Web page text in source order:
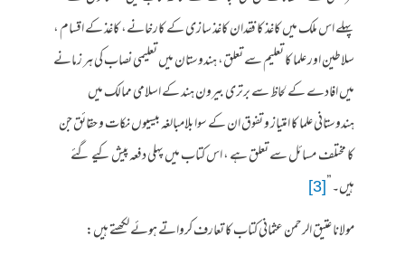
پہلے اس ملک میں کاغذ کا فقدان کاغذ سازی کے کارخانے، کاغذ کے اقسام ،
سلاطین اور علما کا تعلیم سے تعلق، ہندوستان میں تعلیمی نصاب کی ہر زمانے
میں افادے کے لحاظ سے برتری بیرون ہند کے اسلامی ممالک میں
ہندوستانی علما کا امتیاز و تفوق ان کے سوا بلامبالغہ بیسیوں نکات و حقائق جن
کا مختلف مسائل سے تعلق ہے ، اس کتاب میں پہلی دفعہ پیش کیے گئے
ہیں۔” [3]
مولانا عتیق الرحمن عثمانی کتاب کا تعارف کرواتے ہوئے لکھتے ہیں: